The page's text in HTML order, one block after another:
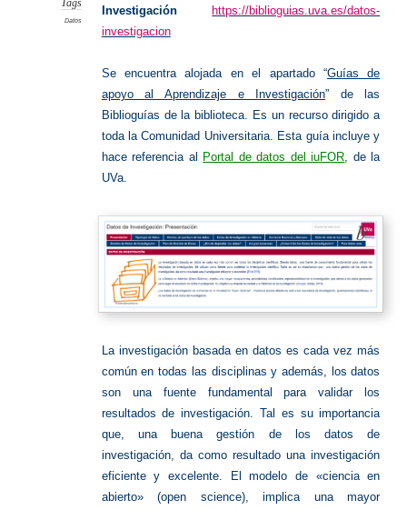
Tags
Datos
Investigación
https://biblioguias.uva.es/datos-
investigacion
Se encuentra alojada en el apartado “Guías de
apoyo al Aprendizaje e Investigación” de las
Biblioguías de la biblioteca. Es un recurso dirigido a
toda la Comunidad Universitaria. Esta guía incluye y
hace referencia al Portal de datos del iuFOR, de la
UVa.
La investigación basada en datos es cada vez más
común en todas las disciplinas y además, los datos
son una fuente fundamental para validar los
resultados de investigación.Tal es su importancia
que, una buena gestión de los datos de
investigación, da como resultado una investigación
eficiente y excelente.
El modelo de «ciencia en
abierto» (open science), implica una mayor